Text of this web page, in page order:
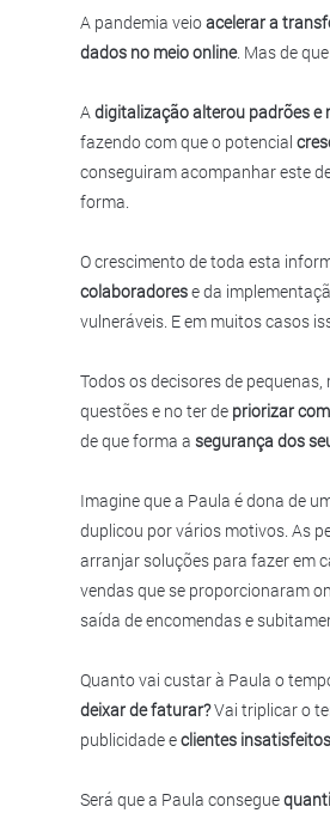
A pandemia veioacelerar a
dados no meio online. Mas de
Adigitalização alterou padrões e
fazendo com que o potencial
conseguiram acompanhar este
forma.
O crescimento de toda esta
colaboradorese da
vulneráveis. E em muitos casos
Todos os decisores de
questões e no ter de priorizar
de que forma asegurança dos
Imagine que a Paula é dona de
duplicou por vários motivos. As
arranjar soluções para fazer em
vendas que se proporcionaram
saída de encomendas e
Quanto vai custar à Paula o
deixar de faturar?Vai triplicar o
publicidade eclientes
Será que a Paula consegue